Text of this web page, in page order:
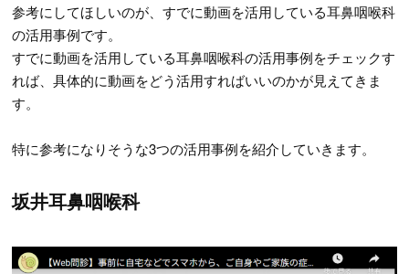
参考にしてほしいのが、すでに動画を活用している耳鼻咽喉科
の活用事例です。
すでに動画を活用している耳鼻咽喉科の活用事例をチェックす
れば、具体的に動画をどう活用すればいいのかが見えてきま
す。
特に参考になりそうな3つの活用事例を紹介していきます。
坂井耳鼻咽喉科